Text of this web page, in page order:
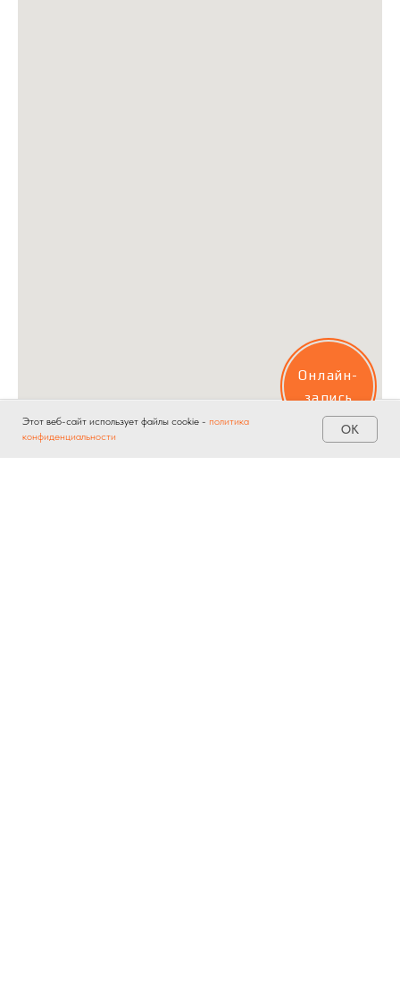
Этот веб-сайт использует файлы cookie - политика
конфиденциальности
ОК
Главная
Онлайн-
запись